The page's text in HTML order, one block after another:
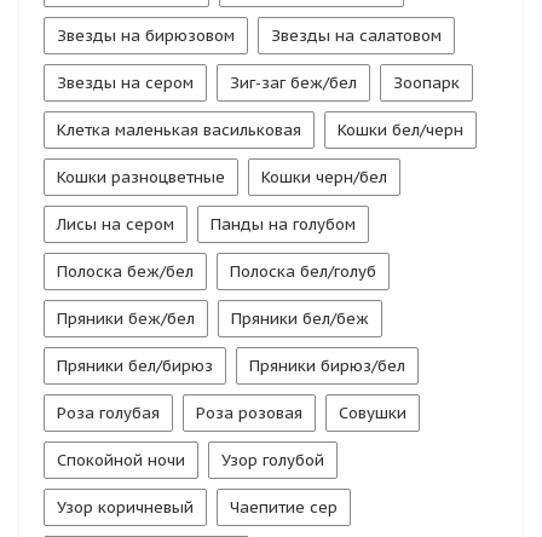
Звезды на бирюзовом Звезды на салатовом
Звезды на сером Зиг-заг беж/бел Зоопарк
Клетка маленькая васильковая Кошки бел/черн
Кошки разноцветные Кошки черн/бел
Лисы на сером Панды на голубом
Полоска беж/бел Полоска бел/голуб
Пряники беж/бел Пряники бел/беж
Пряники бел/бирюз Пряники бирюз/бел
Роза голубая Роза розовая Совушки
Спокойной ночи Узор голубой
Узор коричневый Чаепитие сер